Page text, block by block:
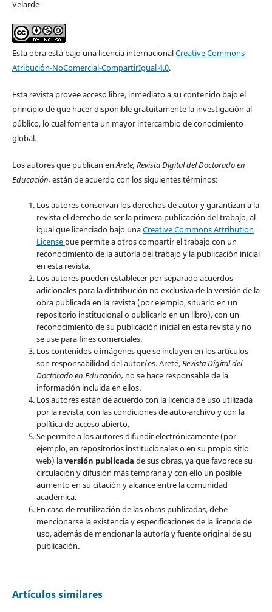
Velarde
Esta obra está bajo una licencia internacionalCreative Commons
Atribución-NoComercial-CompartirIgual 4.0.
Esta revista provee acceso libre, inmediato a su contenido bajo el
principio de que hacer disponible gratuitamente la investigación al
público, lo cual fomenta un mayor intercambio de conocimiento
global.
Los autores que publican enAreté, Revista Digital del Doctorado en
Educación, están de acuerdo con los siguientes términos:
Los autores conservan los derechos de autor y garantizan a la
revista el derecho de ser la primera publicación del trabajo, al
igual que licenciado bajo unaCreative Commons Attribution
Licenseque permite a otros compartir el trabajo con un
reconocimiento de la autoría del trabajo y la publicación inicial
en esta revista.
Los autores pueden establecer por separado acuerdos
adicionales para la distribución no exclusiva de la versión de la
obra publicada en la revista (por ejemplo, situarlo en un
repositorio institucional o publicarlo en un libro), con un
reconocimiento de su publicación inicial en esta revista y no
se use para fines comerciales.
Los contenidos e imágenes que se incluyen en los artículos
son responsabilidad del autor/es. Areté,Revista Digital del
Doctorado en Educación, no se hace responsable de la
información incluida en ellos.
Los autores están de acuerdo con la licencia de uso utilizada
por la revista, con las condiciones de auto-archivo y con la
política de acceso abierto.
Se permite a los autores difundir electrónicamente (por
ejemplo, en repositorios institucionales o en su propio sitio
web) laversión publicada de sus obras, ya que favorece su
circulación y difusión más temprana y con ello un posible
aumento en su citación y alcance entre la comunidad
académica.
En caso de reutilización de las obras publicadas, debe
mencionarse la existencia y especificaciones de la licencia de
uso, además de mencionar la autoría y fuente original de su
publicación.
Artículos similares